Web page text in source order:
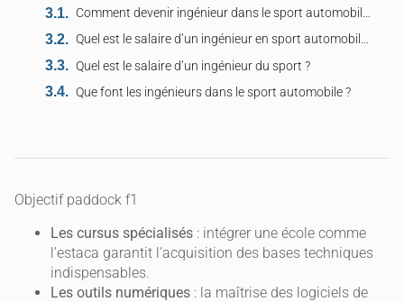
Comment devenir ingénieur dans le sport automobile ?
Quel est le salaire d’un ingénieur en sport automobile ?
Quel est le salaire d’un ingénieur du sport ?
Que font les ingénieurs dans le sport automobile ?
Objectif paddock f1
Les cursus spécialisés : intégrer une école comme
l’estaca garantit l’acquisition des bases techniques
indispensables.
Les outils numériques : la maîtrise des logiciels de